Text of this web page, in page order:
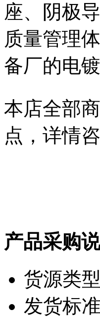
座、阴极
质量管理
备厂的电
本店全部
点，详情
产品采购
货源类
发货标